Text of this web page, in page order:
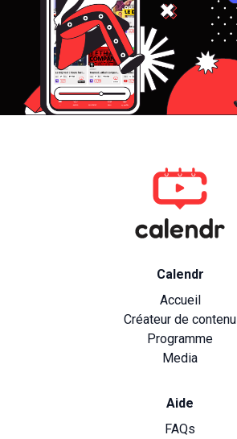
Calendr
Accueil
Créateur de contenu
Programme
Media
Aide
FAQs